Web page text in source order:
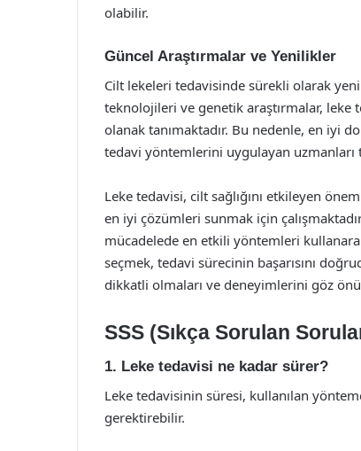
olabilir.
Güncel Araştırmalar ve Yenilikler
Cilt lekeleri tedavisinde sürekli olarak
teknolojileri ve genetik araştırmalar,
olanak tanımaktadır. Bu nedenle, en iyi
tedavi yöntemlerini uygulayan
Leke tedavisi, cilt sağlığını etkileyen
en iyi çözümleri sunmak için
mücadelede en etkili yöntemleri
seçmek, tedavi sürecinin başarısını
dikkatli olmaları ve deneyimlerini göz
SSS (Sıkça Sorulan
1. Leke tedavisi ne kadar sürer?
Leke tedavisinin süresi, kullanılan
gerektirebilir.